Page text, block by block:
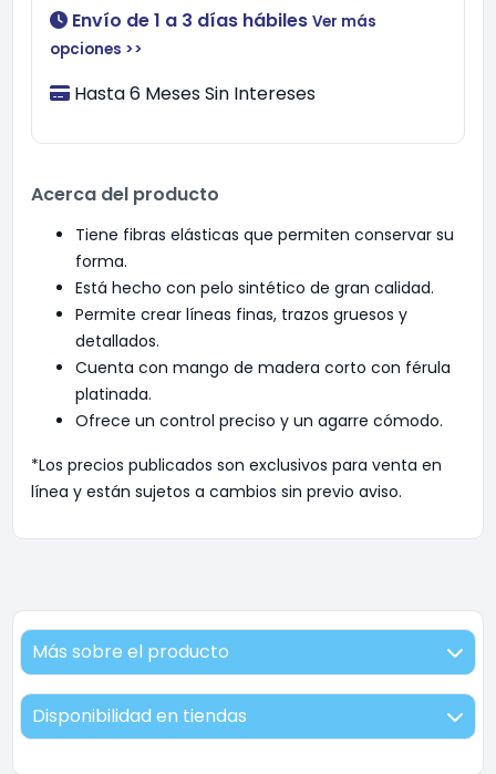
Envío de 1 a 3 días hábiles Ver más
opciones >>
Hasta 6 Meses Sin Intereses
Acerca del producto
Tiene fibras elásticas que permiten conservar su
forma.
Está hecho con pelo sintético de gran calidad.
Permite crear líneas finas, trazos gruesos y
detallados.
Cuenta con mango de madera corto con férula
platinada.
Ofrece un control preciso y un agarre cómodo.
*Los precios publicados son exclusivos para venta en
línea y están sujetos a cambios sin previo aviso.
Más sobre el producto
Disponibilidad en tiendas